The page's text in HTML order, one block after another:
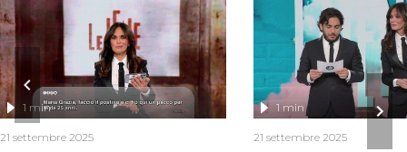
1 min
21 settembre 2025
1 min
21 settembre 2025